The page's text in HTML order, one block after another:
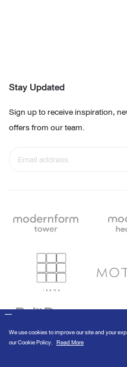
Stay Updated
Sign up to receive inspiration,
offers from our team.